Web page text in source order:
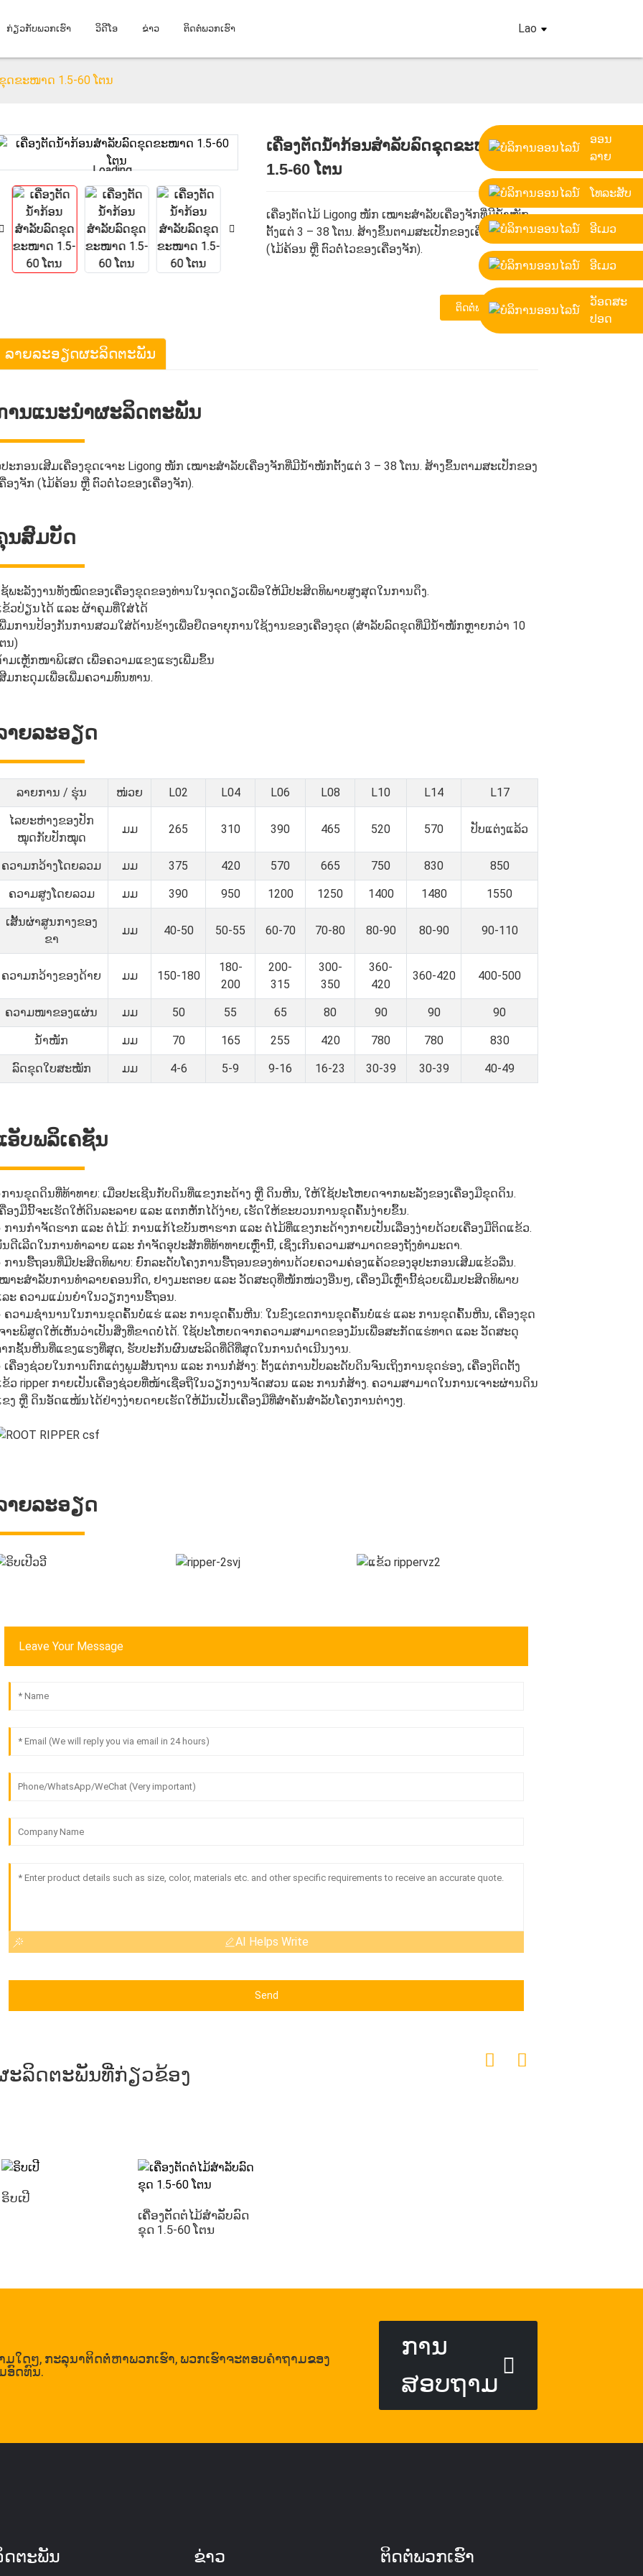
ກ່ຽວກັບພວກເຮົາ ວິດີໂອ ຂ່າວ ຕິດຕໍ່ພວກເຮົາ Lao
ອອນ
ລາຍ
ໂທລະສັບ
ອີເມວ
ອີເມວ
ວັອດສະ
ປອດ
ດຂະໜາດ 1.5-60 ໂຕນ
Loading...
Loading... Loading...
Loading...
ເຄື່ອງຕັດນ້ຳກ້ອນສຳລັບລົດຂຸດຂະໜາດ
1.5-60 ໂຕນ
ເຄື່ອງຕັດໄມ້ Ligong ໜັກ ເໝາະສຳລັບເຄື່ອງຈັກທີ່ມີນ້ຳໜັກ
ຕັ້ງແຕ່ 3 – 38 ໂຕນ. ສ້າງຂຶ້ນຕາມສະເປັກຂອງເຄື່ອງຈັກ
(ໄມ້ຄ້ອນ ຫຼື ຕົວຕໍ່ໄວຂອງເຄື່ອງຈັກ).
ຕິດຕໍ່ພວກເຮົາ
ລາຍລະອຽດຜະລິດຕະພັນ
ານແນະນຳຜະລິດຕະພັນ
ະກອນເສີມເຄື່ອງຂຸດເຈາະ Ligong ໜັກ ເໝາະສຳລັບເຄື່ອງຈັກທີ່ມີນ້ຳໜັກຕັ້ງແຕ່ 3 – 38 ໂຕນ. ສ້າງຂຶ້ນຕາມສະເປັກຂອງ
ອງຈັກ (ໄມ້ຄ້ອນ ຫຼື ຕົວຕໍ່ໄວຂອງເຄື່ອງຈັກ).
ນສົມບັດ
ພະລັງງານທັງໝົດຂອງເຄື່ອງຂຸດຂອງທ່ານໃນຈຸດດຽວເພື່ອໃຫ້ມີປະສິດທິພາບສູງສຸດໃນການດຶງ.
ຂ້ວປ່ຽນໄດ້ ແລະ ຜ້າຄຸມທີ່ໃສ່ໄດ້
ມການປ້ອງກັນການສວມໃສ່ດ້ານຂ້າງເພື່ອຍືດອາຍຸການໃຊ້ງານຂອງເຄື່ອງຂຸດ (ສຳລັບລົດຂຸດທີ່ມີນ້ຳໜັກຫຼາຍກວ່າ 10
ນ)
ມເຫຼັກໜາພິເສດ ເພື່ອຄວາມແຂງແຮງເພີ່ມຂຶ້ນ
ມກະດຸມເພື່ອເພີ່ມຄວາມທົນທານ.
າຍລະອຽດ
ລາຍການ / ຮຸ່ນ ໜ່ວຍ L02 L04 L06 L08 L10 L14 L17
ໄລຍະຫ່າງຂອງປັກ
ໝຸດກັບປັກໝຸດ
ມມ 265 310 390 465 520 570 ປັບແຕ່ງແລ້ວ
ຄວາມກວ້າງໂດຍລວມ ມມ 375 420 570 665 750 830 850
ຄວາມສູງໂດຍລວມ ມມ 390 950 1200 1250 1400 1480 1550
ເສັ້ນຜ່າສູນກາງຂອງ
ຂາ
ມມ 40-50 50-55 60-70 70-80 80-90 80-90 90-110
ຄວາມກວ້າງຂອງດ້າຍ ມມ 150-180
180-
200
200-
315
300-
350
360-
420
360-420 400-500
ຄວາມໜາຂອງແຜ່ນ ມມ 50 55 65 80 90 90 90
ນ້ຳໜັກ ມມ 70 165 255 420 780 780 830
ລົດຂຸດໃບສະໝັກ ມມ 4-6 5-9 9-16 16-23 30-39 30-39 40-49
ອັບພລິເຄຊັນ
ການຂຸດດິນທີ່ທ້າທາຍ: ເມື່ອປະເຊີນກັບດິນທີ່ແຂງກະດ້າງ ຫຼື ດິນຫີນ, ໃຫ້ໃຊ້ປະໂຫຍດຈາກພະລັງຂອງເຄື່ອງມືຂຸດດິນ.
ອງມືນີ້ຈະເຮັດໃຫ້ດິນລະລາຍ ແລະ ແຕກຫັກໄດ້ງ່າຍ, ເຮັດໃຫ້ຂະບວນການຂຸດຄົ້ນງ່າຍຂຶ້ນ.
ການກຳຈັດຮາກ ແລະ ຕໍໄມ້: ການແກ້ໄຂບັນຫາຮາກ ແລະ ຕໍໄມ້ທີ່ແຂງກະດ້າງກາຍເປັນເລື່ອງງ່າຍດ້ວຍເຄື່ອງມືຕິດແຂ້ວ.
ດີເລີດໃນການທຳລາຍ ແລະ ກຳຈັດອຸປະສັກທີ່ທ້າທາຍເຫຼົ່ານີ້, ເຊິ່ງເກີນຄວາມສາມາດຂອງຖັງທຳມະດາ.
ການຮື້ຖອນທີ່ມີປະສິດທິພາບ: ຍົກລະດັບໂຄງການຮື້ຖອນຂອງທ່ານດ້ວຍຄວາມຄ່ອງແຄ້ວຂອງອຸປະກອນເສີມແຂ້ວລື່ນ.
ໝາະສຳລັບການທຳລາຍຄອນກີດ, ຢາງມະຕອຍ ແລະ ວັດສະດຸທີ່ໜັກໜ່ວງອື່ນໆ, ເຄື່ອງມືເຫຼົ່ານີ້ຊ່ວຍເພີ່ມປະສິດທິພາບ
ລະ ຄວາມແມ່ນຍຳໃນວຽກງານຮື້ຖອນ.
ຄວາມຊຳນານໃນການຂຸດຄົ້ນບໍ່ແຮ່ ແລະ ການຂຸດຄົ້ນຫີນ: ໃນຂົງເຂດການຂຸດຄົ້ນບໍ່ແຮ່ ແລະ ການຂຸດຄົ້ນຫີນ, ເຄື່ອງຂຸດ
າະພິສູດໃຫ້ເຫັນວ່າເປັນສິ່ງທີ່ຂາດບໍ່ໄດ້. ໃຊ້ປະໂຫຍດຈາກຄວາມສາມາດຂອງມັນເພື່ອສະກັດແຮ່ທາດ ແລະ ວັດສະດຸ
າກຊັ້ນຫີນທີ່ແຂງແຮງທີ່ສຸດ, ຮັບປະກັນຜົນຜະລິດທີ່ດີທີ່ສຸດໃນການດຳເນີນງານ.
ເຄື່ອງຊ່ວຍໃນການຕົກແຕ່ງພູມສັນຖານ ແລະ ການກໍ່ສ້າງ: ຕັ້ງແຕ່ການປັບລະດັບດິນຈົນເຖິງການຂຸດຮ່ອງ, ເຄື່ອງຕິດຕັ້ງ
ວ ripper ກາຍເປັນເຄື່ອງຊ່ວຍທີ່ໜ້າເຊື່ອຖືໃນວຽກງານຈັດສວນ ແລະ ການກໍ່ສ້າງ. ຄວາມສາມາດໃນການເຈາະຜ່ານດິນ
ງ ຫຼື ດິນອັດແໜ້ນໄດ້ຢ່າງງ່າຍດາຍເຮັດໃຫ້ມັນເປັນເຄື່ອງມືທີ່ສຳຄັນສຳລັບໂຄງການຕ່າງໆ.
າຍລະອຽດ
Leave Your Message
AI Helps Write
Send
ະລິດຕະພັນທີ່ກ່ຽວຂ້ອງ
ຣິບເປີ
ເຄື່ອງຕັດຕໍໄມ້ສຳລັບລົດ
ຂຸດ 1.5-60 ໂຕນ
ໃດໆ, ກະລຸນາຕິດຕໍ່ຫາພວກເຮົາ, ພວກເຮົາຈະຕອບຄໍາຖາມຂອງ
ອົດທົນ.
ການ
ສອບຖາມ
ຕະພັນ ຂ່າວ ຕິດຕໍ່ພວກເຮົາ